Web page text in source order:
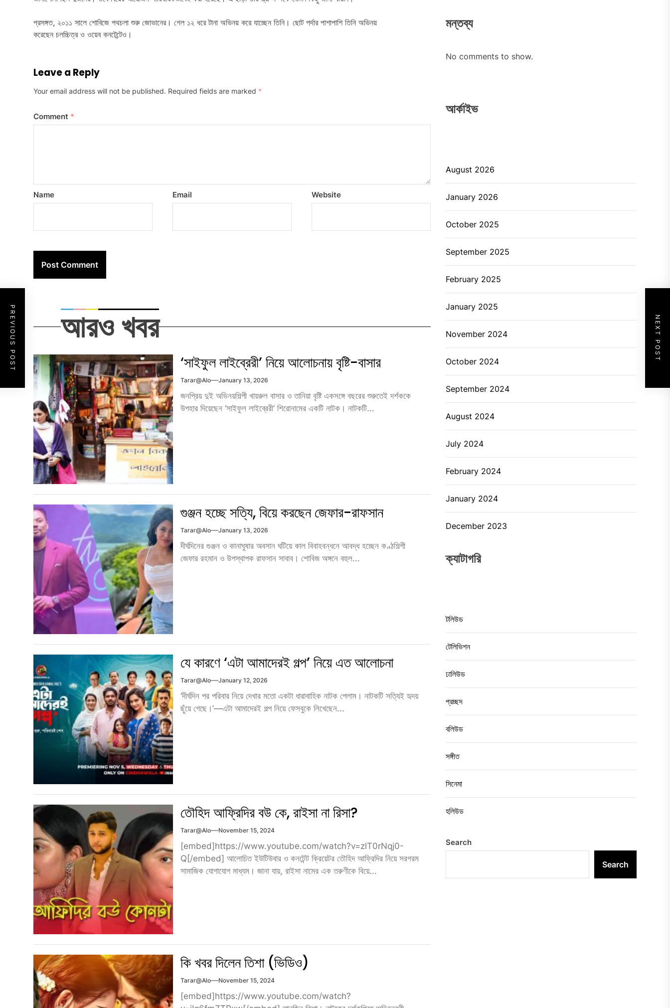
প্রসঙ্গত, ২০১১ সালে শোবিজে পথচলা শুরু জোভানের। গেল ১২ ধরে টানা অভিনয় করে যাচ্ছেন তিনি। ছোট পর্দার পাশাপাশি তিনি অভিনয়
করেছেন চলচ্চিত্র ও ওয়েব কনটেন্টেও।
Leave a Reply
Your email address will not be published. Required fields are marked *
Comment *
Name Email Website
PREVIOUS POST NEXT POST
আরও খবর
‘সাইফুল লাইব্রেরী’ নিয়ে আলোচনায় বৃষ্টি-বাসার
Tarar@alo January 13, 2026
জনপ্রিয় দুই অভিনয়শিল্পী খায়রুল বাসার ও তানিয়া বৃষ্টি একসঙ্গে বছরের শুরুতেই দর্শককে
উপহার দিয়েছেন ‘সাইফুল লাইব্রেরী’ শিরোনামের একটি নাটক। নাটকটি...
গুঞ্জন হচ্ছে সত্যি, বিয়ে করছেন জেফার-রাফসান
Tarar@alo January 13, 2026
দীর্ঘদিনের গুঞ্জন ও কানাঘুষার অবসান ঘটিয়ে কাল বিবাহবন্ধনে আবদ্ধ হচ্ছেন কণ্ঠশিল্পী
জেফার রহমান ও উপস্থাপক রাফসান সাবাব। শোবিজ অঙ্গনে বহুল...
যে কারণে ‘এটা আমাদেরই গল্প’ নিয়ে এত আলোচনা
Tarar@alo January 12, 2026
‘দীর্ঘদিন পর পরিবার নিয়ে দেখার মতো একটা ধারাবাহিক নাটক পেলাম। নাটকটি সত্যিই হৃদয়
ছুঁয়ে গেছে।’—এটা আমাদেরই গল্প নিয়ে ফেসবুকে লিখেছেন...
তৌহিদ আফ্রিদির বউ কে, রাইসা না রিসা?
Tarar@alo November 15, 2024
[embed]https://www.youtube.com/watch?v=zlT0rNqj0-
Q[/embed] আলোচিত ইউটিউবার ও কনটেন্ট ক্রিয়েটর তৌহিদ আফ্রিদির নিয়ে সরগরম
সামাজিক যোগাযোগ মাধ্যম। জানা যায়, রাইসা নামের এক তরুণীকে বিয়ে...
কি খবর দিলেন তিশা (ভিডিও)
Tarar@alo November 15, 2024
[embed]https://www.youtube.com/watch?
মন্তব্য
No comments to show.
আর্কাইভ
August 2026
January 2026
October 2025
September 2025
February 2025
January 2025
November 2024
October 2024
September 2024
August 2024
July 2024
February 2024
January 2024
December 2023
ক্যাটাগরি
টলিউড
টেলিভিশন
ঢালিউড
প্রচ্ছদ
বলিউড
সঙ্গীত
সিনেমা
হলিউড
Search
Search